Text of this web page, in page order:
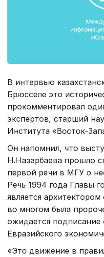
В интервью
Брюсселе это
прокомментировал
экспертов, старший
Института «Восток-
Он напомнил, что
Н.Назарбаева прошло
первой речи в МГУ о
Речь 1994 года Главы
является
во многом была
ожидается подписание
Евразийского
«Это движение в